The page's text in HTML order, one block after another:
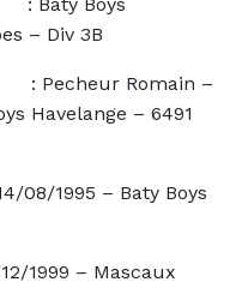
– Div 3B
Romain –
Havelange – 6491
08/1995 – Baty Boys
1999 – Mascaux